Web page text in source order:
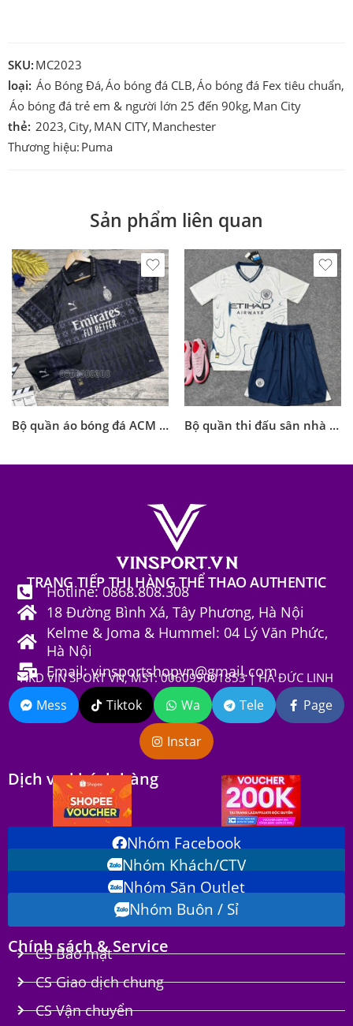
SKU: MC2023
loại: Áo Bóng Đá,Áo bóng đá CLB,Áo bóng đá Fex tiêu chuẩn,
Áo bóng đá trẻ em & người lớn 25 đến 90kg, Man City
thẻ: 2023, City, MAN CITY, Manchester
Thương hiệu: Puma
Sản phẩm liên quan
Bộ quần áo bóng đá ACM AC Milan 2024 đen Fourth mẫu thứ 4 màu đen bản Pleasures full logo Bộ quần thi đấu sân nhà Manchester City mùa giải 2024-2025 Trắng Quần Xanh
TRANG TIẾP THỊ HÀNG THỂ THAO AUTHENTIC
Hotline: 0868.808.308
18 Đường Bình Xá, Tây Phương, Hà Nội
Kelme & Joma & Hummel: 04 Lý Văn Phức,
Hà Nội
Email: vinsportshopvn@gmail.com
HKD VIN SPORT VN, MST: 006099001853 | HÀ ĐỨC LINH
Mess Tiktok Wa Tele Page
Instar
Dịch vụ khách hàng
Nhóm Facebook
Nhóm Khách/CTV
Nhóm Săn Outlet
Nhóm Buôn / Sỉ
Chính sách & Service
CS Bảo mật
CS Giao dịch chung
CS Vận chuyển